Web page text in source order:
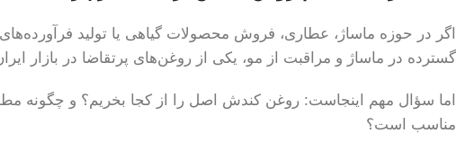
اگر در حوزه ماساژ، عطاری، فروش محصولات گیاهی یا تولید
گسترده در ماساژ و مراقبت از مو، یکی از روغن‌های پرتقاضا در بازار
اما سؤال مهم اینجاست: روغن کندش اصل را از کجا بخریم؟ و چگونه
مناسب است؟